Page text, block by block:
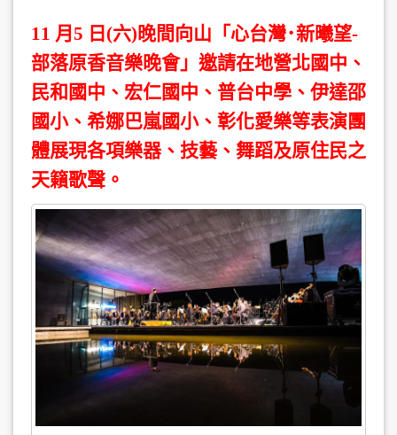
11 月5 日(六)晚間向山「心台灣･新曦望-
部落原香音樂晚會」邀請在地營北國中、
民和國中、宏仁國中、普台中學、伊達邵
國小、希娜巴嵐國小、彰化愛樂等表演團
體展現各項樂器、技藝、舞蹈及原住民之
天籟歌聲。